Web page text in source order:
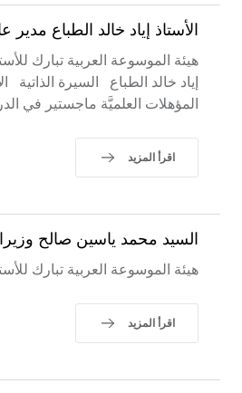
الأستاذ إياد خالد الطباع مدير
هيئة الموسوعة العربية تبارك
المؤهلات العلميَّة ماجستير في
اقرأ المزيد
السيد محمد ياسين صالح وزيرا
هيئة الموسوعة العربية تبارك
اقرأ المزيد